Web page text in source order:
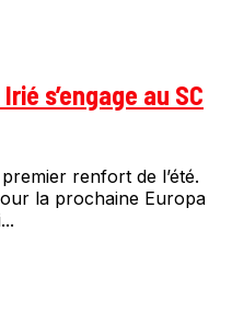
s’engage au SC
renfort de l’été.
la prochaine Europa